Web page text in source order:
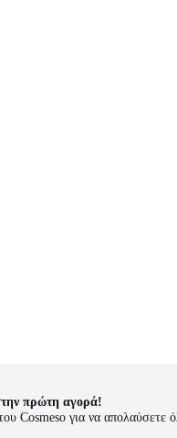
πρώτη αγορά!
Cosmeso για να απολαύσετε